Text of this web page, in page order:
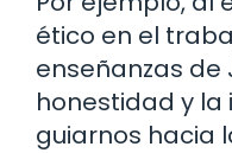
ético en el
enseñanzas de
honestidad y
guiarnos hacia